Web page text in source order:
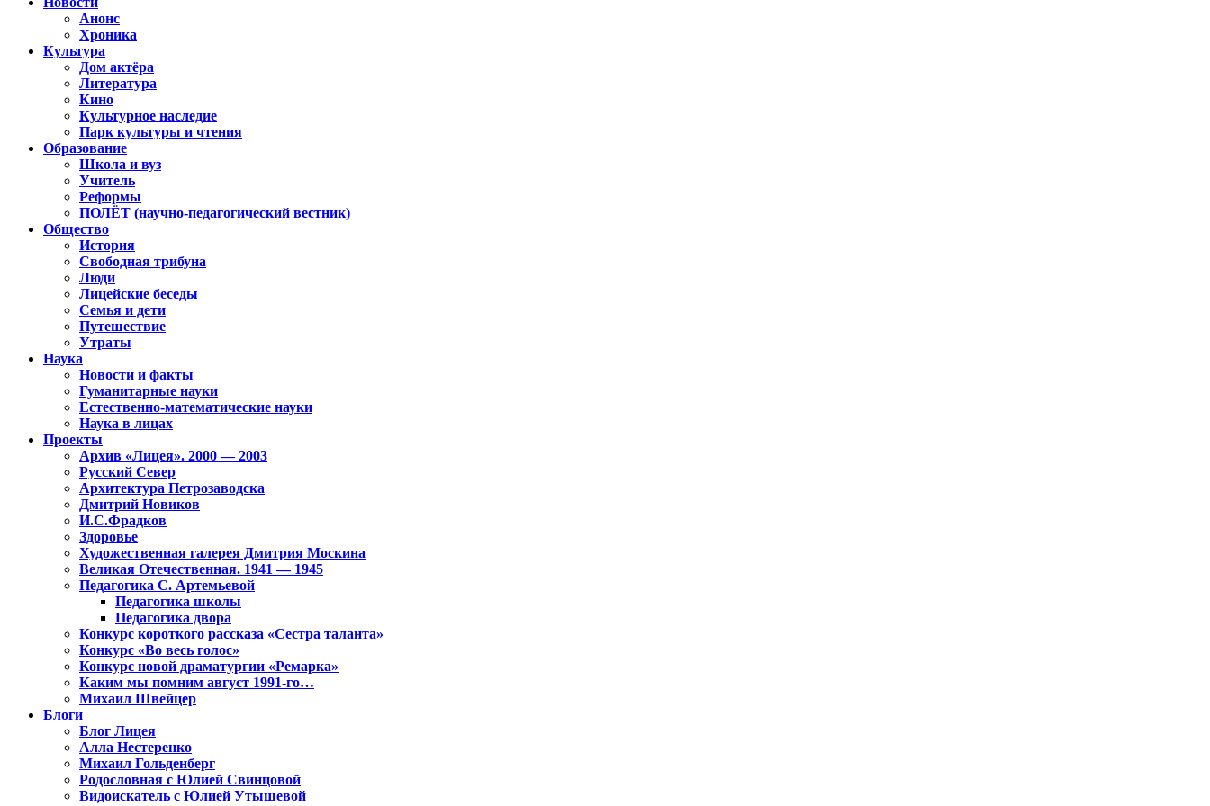
Анонс
Хроника
Культура
Дом актёра
Литература
Кино
Культурное наследие
Парк культуры и чтения
Образование
Школа и вуз
Учитель
Реформы
ПОЛЁТ (научно-педагогический вестник)
Общество
История
Свободная трибуна
Люди
Лицейские беседы
Семья и дети
Путешествие
Утраты
Наука
Новости и факты
Гуманитарные науки
Естественно-математические науки
Наука в лицах
Проекты
Архив «Лицея». 2000 — 2003
Русский Север
Архитектура Петрозаводска
Дмитрий Новиков
И.С.Фрадков
Здоровье
Художественная галерея Дмитрия Москина
Великая Отечественная. 1941 — 1945
Педагогика С. Артемьевой
Педагогика школы
Педагогика двора
Конкурс короткого рассказа «Сестра таланта»
Конкурс «Во весь голос»
Конкурс новой драматургии «Ремарка»
Каким мы помним август 1991-го…
Михаил Швейцер
Блоги
Блог Лицея
Алла Нестеренко
Михаил Гольденберг
Родословная с Юлией Свинцовой
Видоискатель с Юлией Утышевой